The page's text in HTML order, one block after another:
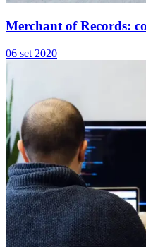
Merchant of Records:
06 set 2020